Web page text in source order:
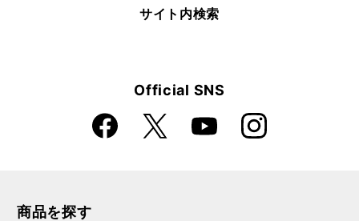
サイト内検索
Official SNS
Faceboo
k
X YouTube Instagra
m
商品を探す